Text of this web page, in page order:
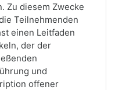
Zu diesem Zwecke
Teilnehmenden
einen Leitfaden
der der
und
offener